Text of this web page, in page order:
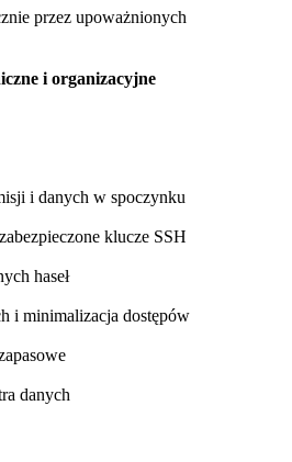
przez upoważnionych
i organizacyjne
i danych w spoczynku
klucze SSH
haseł
i minimalizacja dostępów
danych